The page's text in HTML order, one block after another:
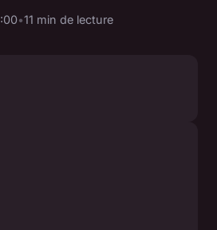
•11 min de lecture